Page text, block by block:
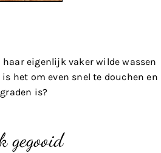
eigenlijk vaker wilde wassen
het om even snel te douchen en
is?
gegooid